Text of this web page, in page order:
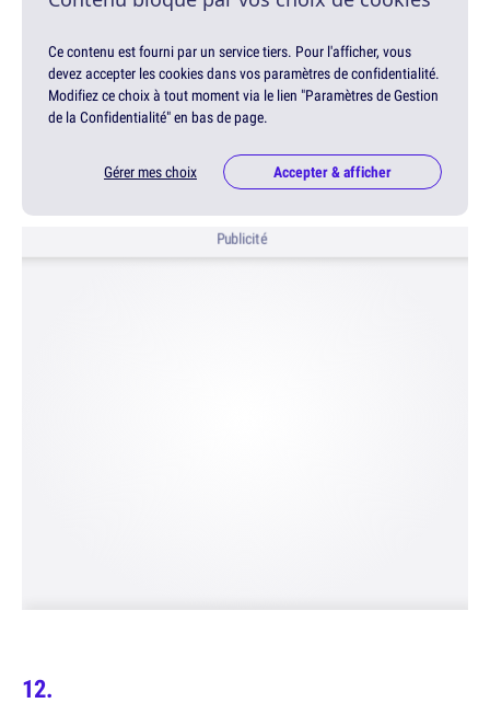
Ce contenu est fourni par un service tiers. Pour l'afficher, vous
devez accepter les cookies dans vos paramètres de confidentialité.
Modifiez ce choix à tout moment via le lien "Paramètres de Gestion
de la Confidentialité" en bas de page.
Gérer mes choix Accepter & afficher
Publicité